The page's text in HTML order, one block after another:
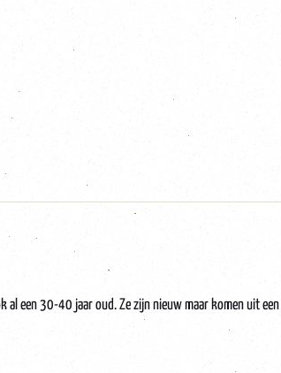
een 30-40 jaar oud. Ze zijn nieuw maar komen uit